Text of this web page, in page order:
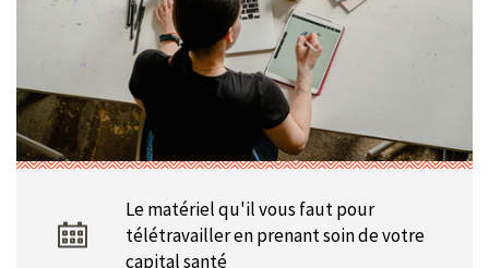
Le matériel qu'il vous faut pour
télétravailler en prenant soin de votre
capital santé